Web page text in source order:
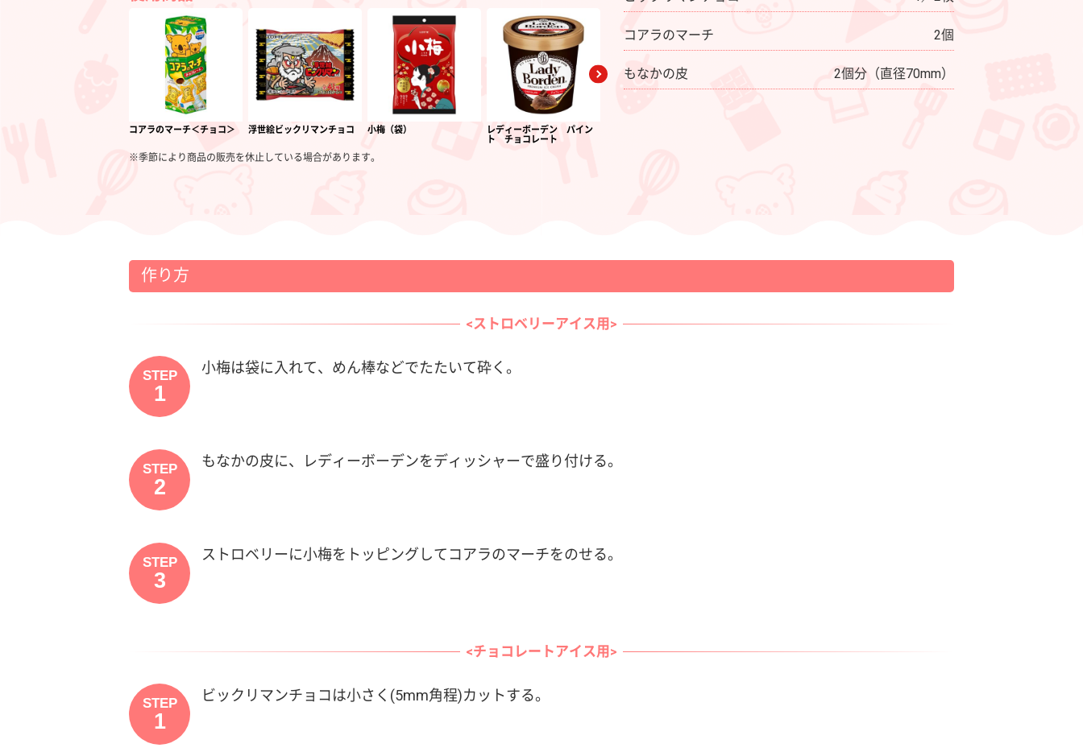
コアラのマーチ＜チョコ＞ 浮世絵ビックリマンチョコ 小梅（袋）
レディーボーデン パイン
ト チョコレート
※季節により商品の販売を休止している場合があります。
コアラのマーチ 2個
もなかの皮 2個分（直径70mm）
作り方
<ストロベリーアイス用>
STEP
1
小梅は袋に入れて、めん棒などでたたいて砕く。
STEP
2
もなかの皮に、レディーボーデンをディッシャーで盛り付ける。
STEP
3
ストロベリーに小梅をトッピングしてコアラのマーチをのせる。
<チョコレートアイス用>
STEP
1
ビックリマンチョコは小さく(5mm角程)カットする。